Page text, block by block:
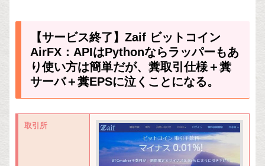
【サービス終了】Zaif ビットコイン
AirFX：APIはPythonならラッパーもあ
り使い方は簡単だが、糞取引仕様＋糞
サーバ＋糞EPSに泣くことになる。
取引所